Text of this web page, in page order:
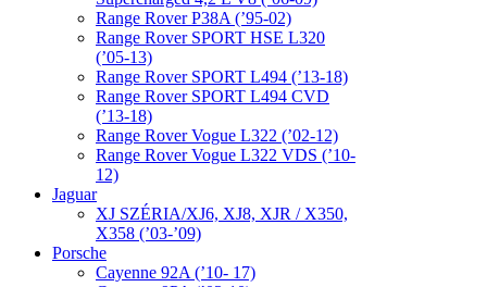
Range Rover P38A (’95-02)
Range Rover SPORT HSE L320
(’05-13)
Range Rover SPORT L494 (’13-18)
Range Rover SPORT L494 CVD
(’13-18)
Range Rover Vogue L322 (’02-12)
Range Rover Vogue L322 VDS (’10-
12)
Jaguar
XJ SZÉRIA/XJ6, XJ8, XJR / X350,
X358 (’03-’09)
Porsche
Cayenne 92A (’10- 17)